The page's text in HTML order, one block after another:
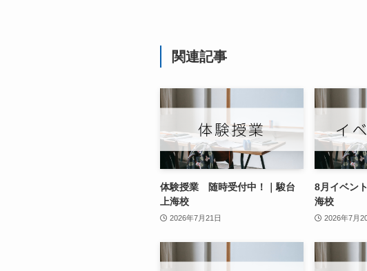
関連記事
体験授業 随時受付中！｜駿台
上海校
2026年7月21日
8月イベン
海校
2026年7月